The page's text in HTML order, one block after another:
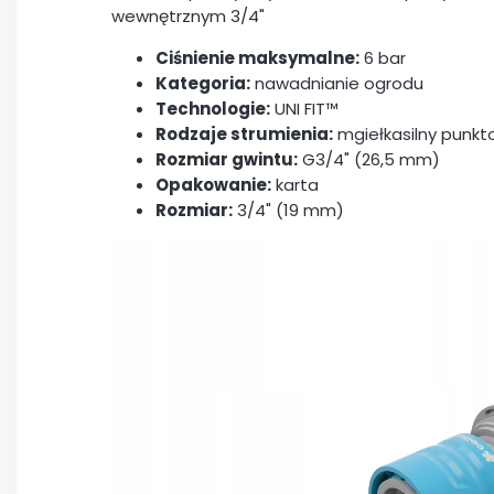
wewnętrznym 3/4"
Ciśnienie maksymalne:6 bar
Kategoria:nawadnianie ogrodu
Technologie:UNI FIT™
Rodzaje strumienia:mgiełkasilny
Rozmiar gwintu:G3/4" (26,5 mm)
Opakowanie:karta
Rozmiar:3/4" (19 mm)